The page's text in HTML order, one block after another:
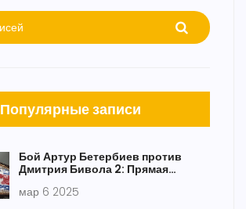
Популярные записи
Бой Артур Бетербиев против
Дмитрия Бивола 2: Прямая
бокса
мар 6 2025